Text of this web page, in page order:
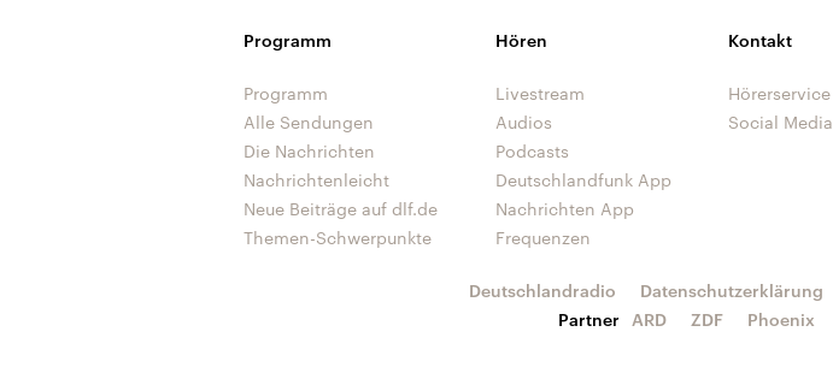
Programm
Programm
Alle Sendungen
Die Nachrichten
Nachrichtenleicht
Neue Beiträge auf dlf.de
Themen-Schwerpunkte
Hören
Livestream
Audios
Podcasts
Deutschlandfunk App
Nachrichten App
Frequenzen
Kontakt
Hörerservice
Social Media
Deutschlandradio Datenschutzerklärung
Partner
ARD ZDF Phoenix